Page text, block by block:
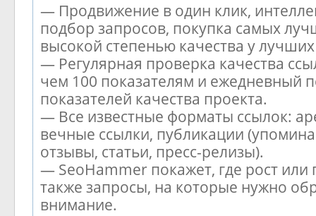
— Продвижение в один клик,
подбор запросов, покупка самых
высокой степенью качества у
— Регулярная проверка качества
чем 100 показателям и ежедневный
показателей качества проекта.
— Все известные форматы ссылок:
вечные ссылки, публикации
отзывы, статьи, пресс-релизы).
— SeoHammer покажет, где рост или
также запросы, на которые нужно
внимание.